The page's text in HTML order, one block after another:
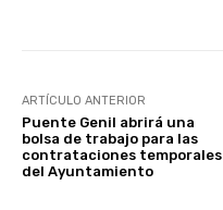
ARTÍCULO ANTERIOR
Puente Genil abrirá una
bolsa de trabajo para las
contrataciones temporales
del Ayuntamiento